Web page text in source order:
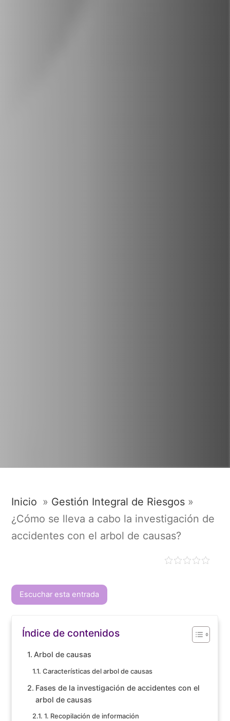
Inicio » Gestión Integral de Riesgos »
¿Cómo se lleva a cabo la investigación de
accidentes con el arbol de causas?
Escuchar esta entrada
Índice de contenidos
Arbol de causas
Características del arbol de causas
Fases de la investigación de accidentes con el
arbol de causas
1. Recopilación de información